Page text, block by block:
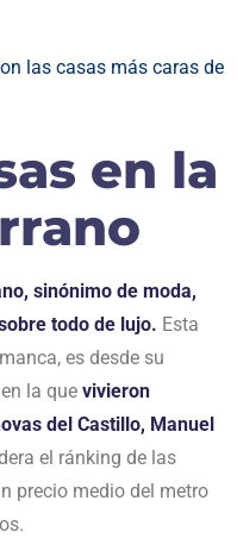
las casas más caras de
en la
sinónimo de moda,
todo de lujo. Esta
es desde su
la que vivieron
del Castillo, Manuel
el ránking de las
precio medio del metro